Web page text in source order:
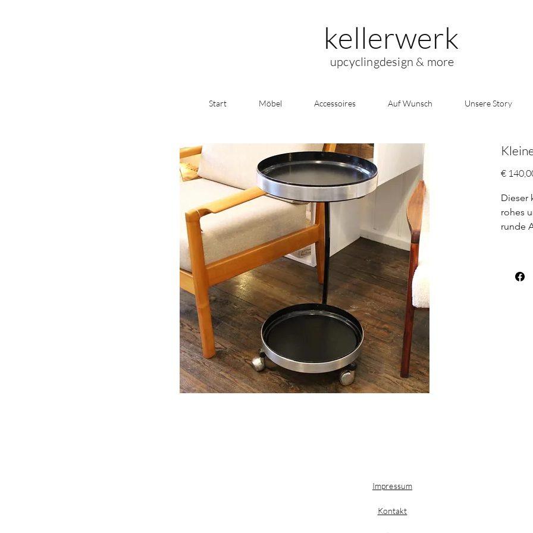
kellerwerk
upcyclingdesign & more
Start Möbel Accessoires Auf Wunsch Unsere Story
€
Dieser
rohes
runde
und
leicht
Impressum
Kontakt